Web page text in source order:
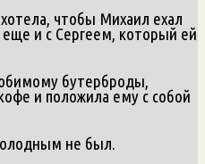
чтобы Михаил ехал
и с Сергеем, который ей
бутерброды,
и положила ему с собой
не был.